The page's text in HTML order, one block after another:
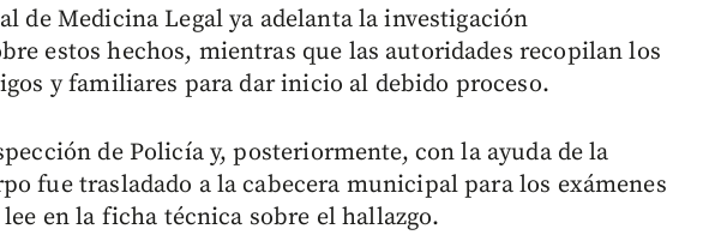
de Medicina Legal ya adelanta la investigación
estos hechos, mientras que las autoridades recopilan los
y familiares para dar inicio al debido proceso.
de Policía y, posteriormente, con la ayuda de la
fue trasladado a la cabecera municipal para los exámenes
lee en la ficha técnica sobre el hallazgo.